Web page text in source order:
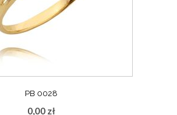
PB 0028
0,00 zł